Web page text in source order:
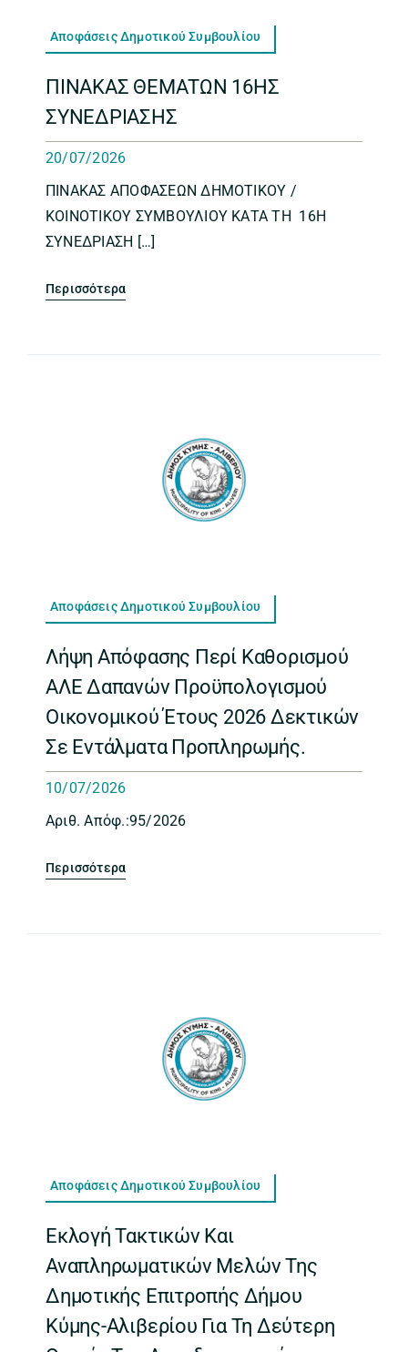
Αποφάσεις Δημοτικού Συμβουλίου
ΠΙΝΑΚΑΣ ΘΕΜΑΤΩΝ 16ΗΣ
ΣΥΝΕΔΡΙΑΣΗΣ
20/07/2026
ΠΙΝΑΚΑΣ ΑΠΟΦΑΣΕΩΝ ΔΗΜΟΤΙΚΟΥ /
ΚΟΙΝΟΤΙΚΟΥ ΣΥΜΒΟΥΛΙΟΥ ΚΑΤΑ ΤΗ 16Η
ΣΥΝΕΔΡΙΑΣΗ […]
Περισσότερα
Αποφάσεις Δημοτικού Συμβουλίου
Λήψη Απόφασης Περί Καθορισμού
ΑΛΕ Δαπανών Προϋπολογισμού
Οικονομικού Έτους 2026 Δεκτικών
Σε Εντάλματα Προπληρωμής.
10/07/2026
Aριθ. Απόφ.:95/2026
Περισσότερα
Αποφάσεις Δημοτικού Συμβουλίου
Εκλογή Τακτικών Και
Αναπληρωματικών Μελών Της
Δημοτικής Επιτροπής Δήμου
Κύμης-Αλιβερίου Για Τη Δεύτερη